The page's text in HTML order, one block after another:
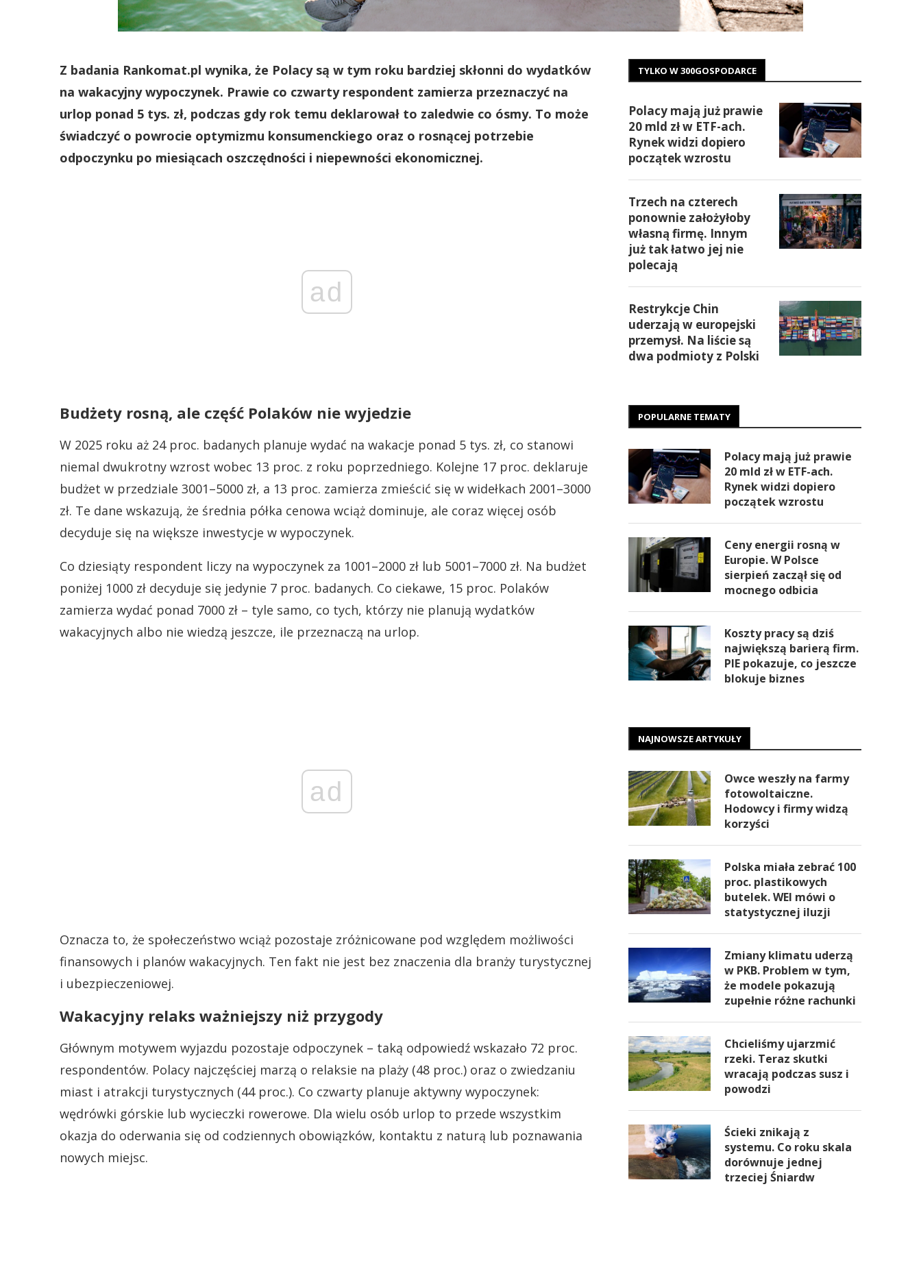
Z badania Rankomat.pl wynika, że Polacy są w tym roku bardziej skłonni do wydatków
na wakacyjny wypoczynek. Prawie co czwarty respondent zamierza przeznaczyć na
urlop ponad 5 tys. zł, podczas gdy rok temu deklarował to zaledwie co ósmy. To może
świadczyć o powrocie optymizmu konsumenckiego oraz o rosnącej potrzebie
odpoczynku po miesiącach oszczędności i niepewności ekonomicznej.
ad
Budżety rosną, ale część Polaków nie wyjedzie
W 2025 roku aż 24 proc. badanych planuje wydać na wakacje ponad 5 tys. zł, co stanowi
niemal dwukrotny wzrost wobec 13 proc. z roku poprzedniego. Kolejne 17 proc. deklaruje
budżet w przedziale 3001–5000 zł, a 13 proc. zamierza zmieścić się w widełkach 2001–3000
zł. Te dane wskazują, że średnia półka cenowa wciąż dominuje, ale coraz więcej osób
decyduje się na większe inwestycje w wypoczynek.
Co dziesiąty respondent liczy na wypoczynek za 1001–2000 zł lub 5001–7000 zł. Na budżet
poniżej 1000 zł decyduje się jedynie 7 proc. badanych. Co ciekawe, 15 proc. Polaków
zamierza wydać ponad 7000 zł – tyle samo, co tych, którzy nie planują wydatków
wakacyjnych albo nie wiedzą jeszcze, ile przeznaczą na urlop.
ad
Oznacza to, że społeczeństwo wciąż pozostaje zróżnicowane pod względem możliwości
finansowych i planów wakacyjnych. Ten fakt nie jest bez znaczenia dla branży turystycznej
i ubezpieczeniowej.
Wakacyjny relaks ważniejszy niż przygody
Głównym motywem wyjazdu pozostaje odpoczynek – taką odpowiedź wskazało 72 proc.
respondentów. Polacy najczęściej marzą o relaksie na plaży (48 proc.) oraz o zwiedzaniu
miast i atrakcji turystycznych (44 proc.). Co czwarty planuje aktywny wypoczynek:
wędrówki górskie lub wycieczki rowerowe. Dla wielu osób urlop to przede wszystkim
okazja do oderwania się od codziennych obowiązków, kontaktu z naturą lub poznawania
nowych miejsc.
TYLKO W 300GOSPODARCE
Polacy mają już prawie
20 mld zł w ETF-ach.
Rynek widzi dopiero
początek wzrostu
Trzech na czterech
ponownie założyłoby
własną firmę. Innym
już tak łatwo jej nie
polecają
Restrykcje Chin
uderzają w europejski
przemysł. Na liście są
dwa podmioty z Polski
POPULARNE TEMATY
Polacy mają już prawie
20 mld zł w ETF-ach.
Rynek widzi dopiero
początek wzrostu
Ceny energii rosną w
Europie. W Polsce
sierpień zaczął się od
mocnego odbicia
Koszty pracy są dziś
największą barierą firm.
PIE pokazuje, co jeszcze
blokuje biznes
NAJNOWSZE ARTYKUŁY
Owce weszły na farmy
fotowoltaiczne.
Hodowcy i firmy widzą
korzyści
Polska miała zebrać 100
proc. plastikowych
butelek. WEI mówi o
statystycznej iluzji
Zmiany klimatu uderzą
w PKB. Problem w tym,
że modele pokazują
zupełnie różne rachunki
Chcieliśmy ujarzmić
rzeki. Teraz skutki
wracają podczas susz i
powodzi
Ścieki znikają z
systemu. Co roku skala
dorównuje jednej
trzeciej Śniardw